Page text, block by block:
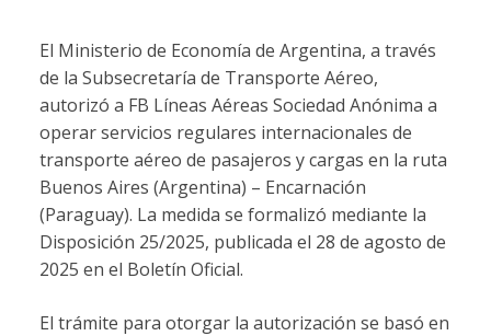
El Ministerio de Economía de Argentina, a través
de la Subsecretaría de Transporte Aéreo,
autorizó a FB Líneas Aéreas Sociedad Anónima a
operar servicios regulares internacionales de
transporte aéreo de pasajeros y cargas en la ruta
Buenos Aires (Argentina) – Encarnación
(Paraguay). La medida se formalizó mediante la
Disposición 25/2025, publicada el 28 de agosto de
2025 en el Boletín Oficial.
El trámite para otorgar la autorización se basó en